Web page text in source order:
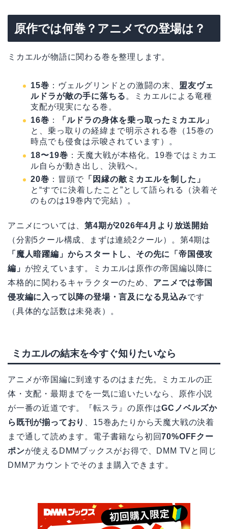
原作では何巻？アニメでの登場は？
ミカエルが物語に関わる巻を整理します。
15巻 ：ヴェルグリンドとの激闘の末、 盟友ヴェ
ルドラが敵の手に落ちる 。ミカエルによる竜種
支配が現実になる巻。
16巻 ：
「ルドラの身体を乗っ取ったミカエル」
と、乗っ取りの経緯まで明示される巻（15巻の
時点でも侵食は示唆されています）。
18〜19巻 ：天魔大戦が本格化。19巻ではミカエ
ル自らが動き出し、決戦へ。
20巻 ：冒頭で 「因縁の敵ミカエルを制した」
と“すでに決着したこと”として語られる（決着そ
のものは19巻内で完結）。
アニメについては、第4期が2026年4月より放送開始
（分割5クール構成、まずは連続2クール）。第4期は
「魔人暗躍編」からスタートし、その先に「帝国侵攻
編」 が控えています。ミカエルは原作の帝国編以降に
本格的に関わるキャラクターのため、 アニメでは帝国
侵攻編に入って以降の登場・言及になる見込みです
（具体的な話数は未発表）。
ミカエルの結末を今すぐ知りたいなら
アニメが帝国編に到達するのはまだ先。ミカエルの正
体・支配・最期までを一気に追いたいなら、原作小説
が一番の近道です。『転スラ』の原作はGCノベルズか
ら既刊が揃っており
、15巻あたりから天魔大戦の決着
まで通して読めます。電子書籍なら初回70%OFFクー
ポンが使えるDMMブックスがお得で、DMM TVと同じ
DMMアカウントでそのまま購入できます。